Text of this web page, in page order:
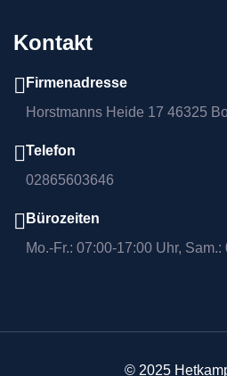
Kontakt
Firmenadresse
Horstmanns Heide 17 46325
Telefon
02865603646
Bürozeiten
Mo.-Fr.: 07:00-17:00 Uhr,
© 2025